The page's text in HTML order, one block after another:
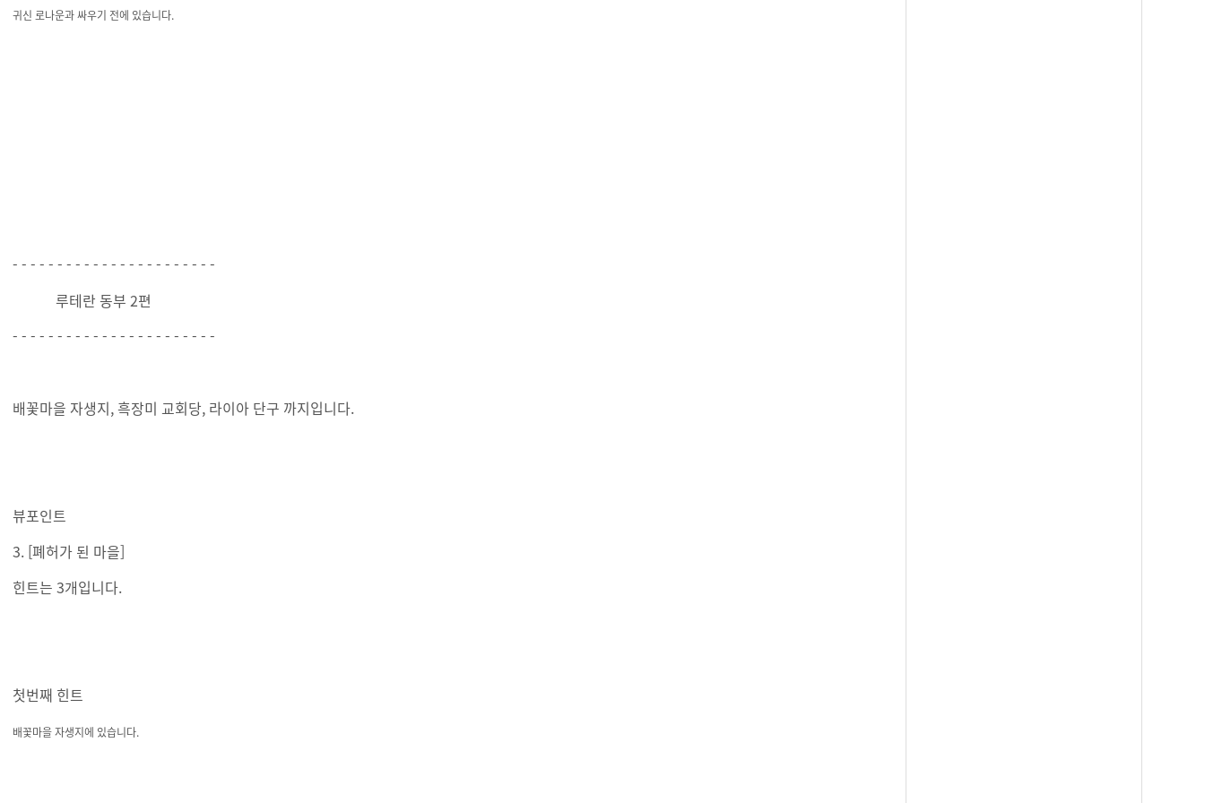
귀신 로나운과 싸우기 전에 있습니다.
- - - - - - - - - - - - - - - - - - - - - - -
루테란 동부 2편
- - - - - - - - - - - - - - - - - - - - - - -
배꽃마을 자생지, 흑장미 교회당, 라이아 단구 까지입니다.
뷰포인트
3. [폐허가 된 마을]
힌트는 3개입니다.
첫번째 힌트
배꽃마을 자생지에 있습니다.